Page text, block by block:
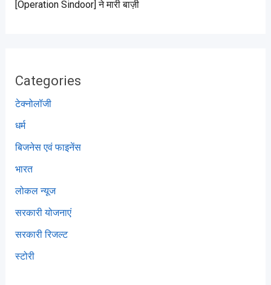
[Operation Sindoor] ने मारी बाज़ी
Categories
टेक्नोलॉजी
धर्म
बिजनेस एवं फाइनेंस
भारत
लोकल न्यूज
सरकारी योजनाएं
सरकारी रिजल्ट
स्टोरी